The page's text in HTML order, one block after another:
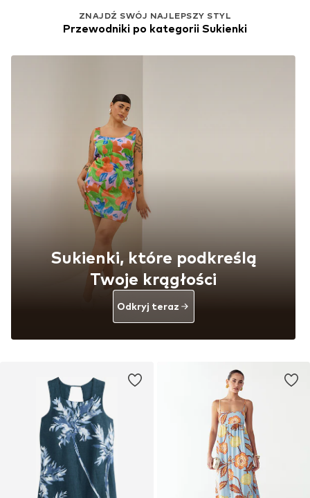
ZNAJDŹ SWÓJ NAJLEPSZY STYL
Przewodniki po kategorii Sukienki
Sukienki, które podkreślą
Twoje krągłości
Odkryj teraz